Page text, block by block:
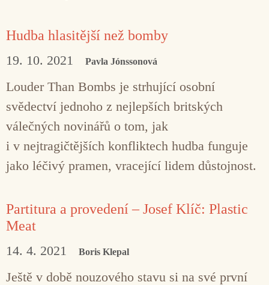
Hudba hlasitější než bomby
19. 10. 2021 Pavla Jónssonová
Louder Than Bombs je strhující osobní
svědectví jednoho z nejlepších britských
válečných novinářů o tom, jak
i v nejtragičtějších konfliktech hudba funguje
jako léčivý pramen, vracející lidem důstojnost.
Partitura a provedení – Josef Klíč: Plastic
Meat
14. 4. 2021 Boris Klepal
Ještě v době nouzového stavu si na své první